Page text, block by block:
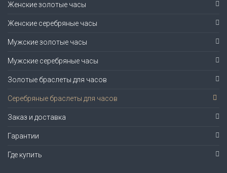
Женские золотые часы
Женские серебряные часы
Мужские золотые часы
Мужские серебряные часы
Золотые браслеты для часов
Серебряные браслеты для часов
Заказ и доставка
Гарантии
Где купить